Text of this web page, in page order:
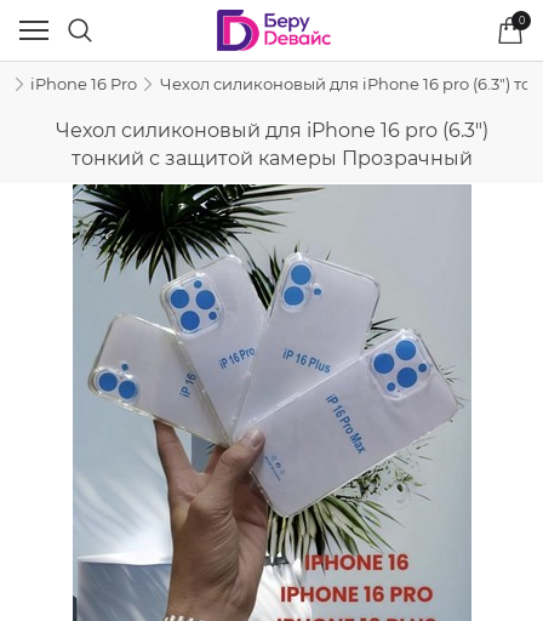
0
iPhone 16 Pro Чехол силиконовый для iPhone 16 pro (6.3")
Чехол силиконовый для iPhone 16 pro (6.3")
тонкий с защитой камеры Прозрачный